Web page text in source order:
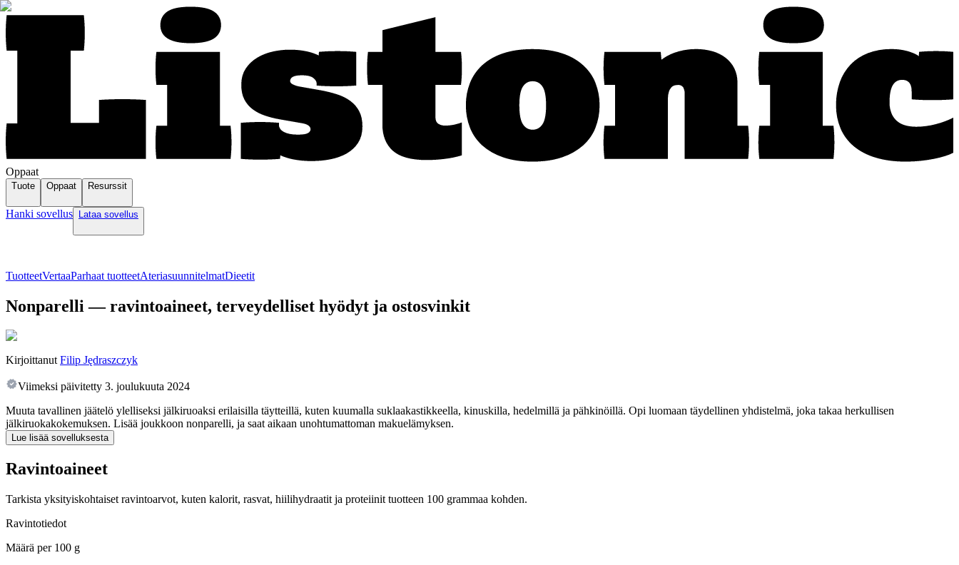
Oppaat
Tuote Oppaat Resurssit
Hanki sovellus Lataa sovellus
TuotteetVertaaParhaat tuotteetAteriasuunnitelmatDieetit
Nonparelli — ravintoaineet, terveydelliset hyödyt ja ostosvinkit
Kirjoittanut Filip Jędraszczyk
Viimeksi päivitetty 3. joulukuuta 2024
Muuta tavallinen jäätelö ylelliseksi jälkiruoaksi erilaisilla täytteillä, kuten kuumalla suklaakastikkeella, kinuskilla, hedelmillä ja pähkinöillä. Opi luomaan täydellinen yhdistelmä, joka takaa herkullisen
jälkiruokakokemuksen. Lisää joukkoon nonparelli, ja saat aikaan unohtumattoman makuelämyksen.
Lue lisää sovelluksesta
Ravintoaineet
Tarkista yksityiskohtaiset ravintoarvot, kuten kalorit, rasvat, hiilihydraatit ja proteiinit tuotteen 100 grammaa kohden.
Ravintotiedot
Määrä per100 g